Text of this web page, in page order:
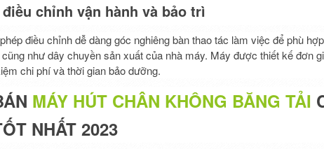
điều chỉnh vận hành và bảo trì
điều chỉnh dễ dàng góc nghiêng bàn thao tác làm việc để phù
như dây chuyền sản xuất của nhà máy. Máy được thiết kế đơn
chi phí và thời gian bảo dưỡng.
MÁY HÚT CHÂN KHÔNG BĂNG TẢI
NHẤT 2023